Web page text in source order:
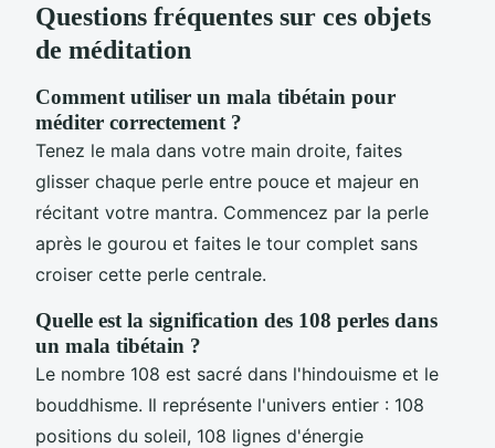
Questions fréquentes sur ces objets
de méditation
Comment utiliser un mala tibétain pour
méditer correctement ?
Tenez le mala dans votre main droite, faites
glisser chaque perle entre pouce et majeur en
récitant votre mantra. Commencez par la perle
après le gourou et faites le tour complet sans
croiser cette perle centrale.
Quelle est la signification des 108 perles dans
un mala tibétain ?
Le nombre 108 est sacré dans l'hindouisme et le
bouddhisme. Il représente l'univers entier : 108
positions du soleil, 108 lignes d'énergie